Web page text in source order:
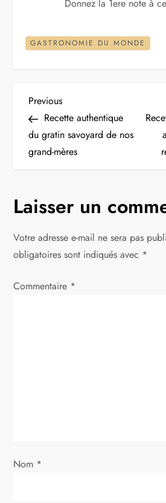
Donnez la 1ere note à
GASTRONOMIE DU MONDE
N
a
v
g
a
t
’
Previous
Post
Previous
Recette authentique
du gratin savoyard de nos
grand-mères
Laisser un
Votre adresse e-mail ne sera pas
obligatoires sont indiqués avec *
Commentaire *
Nom *